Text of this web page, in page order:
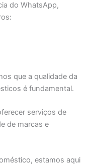
do WhatsApp,
que a qualidade da
é fundamental.
serviços de
de marcas e
estamos aqui